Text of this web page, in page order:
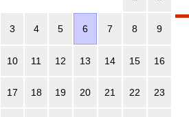
3 4 5 6 7 8 9
10 11 12 13 14 15 16
17 18 19 20 21 22 23